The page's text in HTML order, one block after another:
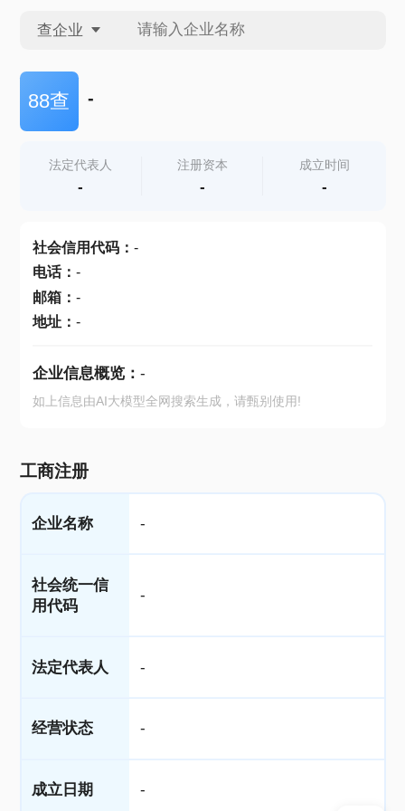
查企业
查企业
查产地
88查 -
法定代表人
-
注册资本
-
成立时间
-
社会信用代码： -
电话： -
邮箱： -
地址： -
企业信息概览： -
如上信息由AI大模型全网搜索生成，请甄别使用!
工商注册
企业名称 -
社会统一信
用代码
-
法定代表人 -
经营状态 -
成立日期 -